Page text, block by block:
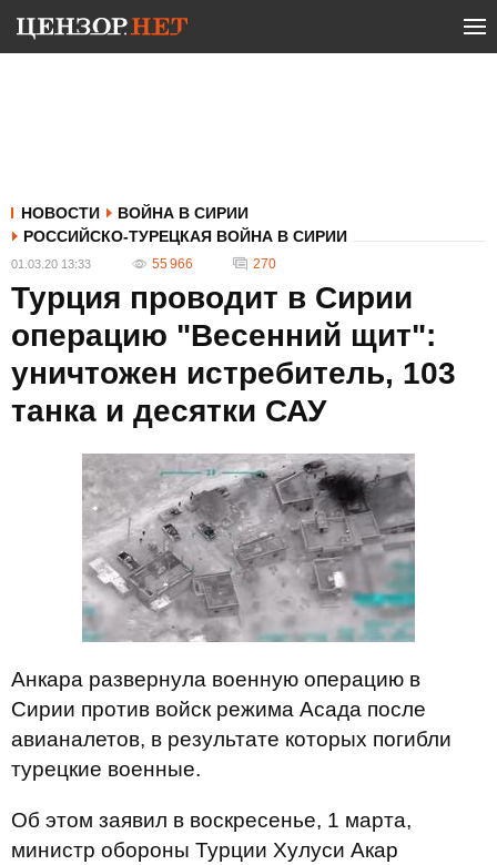
НОВОСТИ
ВОЙНА В СИРИИ
РОССИЙСКО-ТУРЕЦКАЯ ВОЙНА В СИРИИ
01.03.20 13:33 55 966 270
Турция проводит в Сирии
операцию "Весенний щит":
уничтожен истребитель, 103
танка и десятки САУ
Анкара развернула военную операцию в
Сирии против войск режима Асада после
авианалетов, в результате которых погибли
турецкие военные.
Об этом заявил в воскресенье, 1 марта,
министр обороны Турции Хулуси Акар